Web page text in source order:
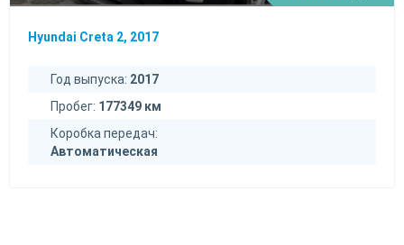
Hyundai Creta 2, 2017
Год выпуска: 2017
Пробег: 177349 км
Коробка передач:
Автоматическая